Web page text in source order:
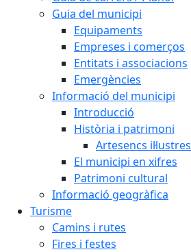
Guia del municipi
Equipaments
Empreses i comerços
Entitats i associacions
Emergències
Informació del municipi
Introducció
Història i patrimoni
Artesencs il·lustres
El municipi en xifres
Patrimoni cultural
Informació geogràfica
Turisme
Camins i rutes
Fires i festes